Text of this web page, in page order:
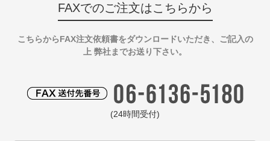
FAXでのご注文はこちらから
こちらからFAX注文依頼書をダウンロードいただき、ご記入の
上 弊社までお送り下さい。
(24時間受付)